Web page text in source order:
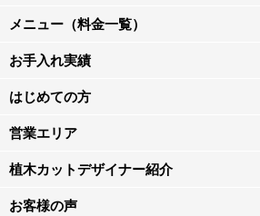
メニュー（料金一覧）
お手入れ実績
はじめての方
営業エリア
植木カットデザイナー紹介
お客様の声